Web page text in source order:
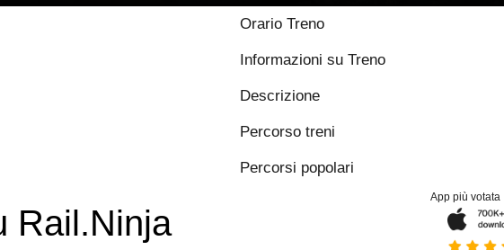
Orario Treno
Informazioni su Treno
Descrizione
Percorso treni
Percorsi popolari
Rail.Ninja
App più votata